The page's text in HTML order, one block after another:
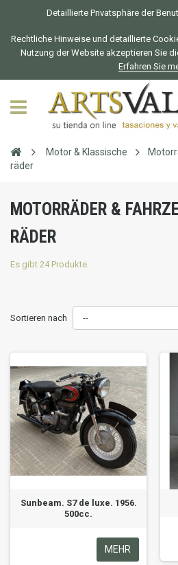
Detaillierte Privatsphäre der
Rechtliche Hinweise und detaillierte
Nutzung der Website akzeptieren Sie
Erfahren Sie
Motor & Klassische
räder
MOTORRÄDER &
RÄDER
Es gibt 24 Produkte.
Sortieren nach
Sunbeam. S7 de luxe. 1956.
500cc.
MEHR